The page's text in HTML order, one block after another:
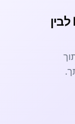
עדיין משווים בין EdrawMind לבין